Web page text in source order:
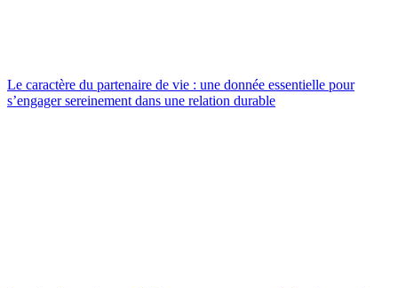
Le caractère du partenaire de vie : une donnée essentielle pour
s’engager sereinement dans une relation durable